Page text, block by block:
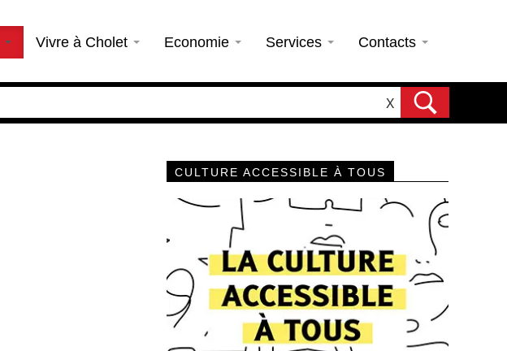
Vivre à Cholet Economie Services Contacts
X
CULTURE ACCESSIBLE À TOUS